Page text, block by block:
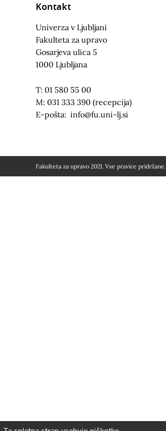
Kontakt
Univerza v Ljubljani
Fakulteta za upravo
Gosarjeva ulica 5
1000 Ljubljana
T: 01 580 55 00
M: 031 333 390 (recepcija)
E-pošta: info@fu.uni-lj.si
Fakulteta za upravo 2021. Vse pravice pridržane.